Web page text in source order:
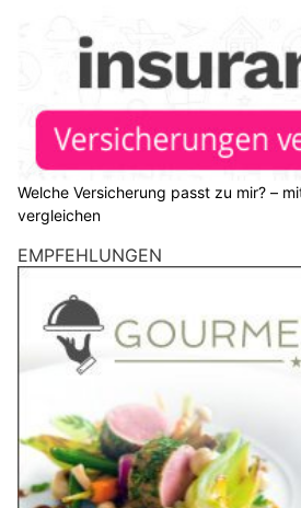
Welche Versicherung passt zu mir? –
vergleichen
EMPFEHLUNGEN